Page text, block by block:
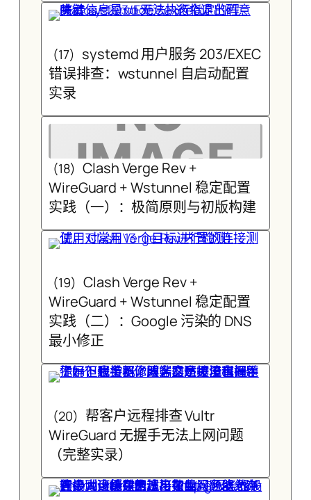
(17) systemd 用户服务 203/EXEC
错误排查：wstunnel 自启动配置
实录
(18) Clash Verge Rev +
WireGuard + Wstunnel 稳定配置
实践（一）：极简原则与初版构建
(19) Clash Verge Rev +
WireGuard + Wstunnel 稳定配置
实践（二）：Google 污染的 DNS
最小修正
(20) 帮客户远程排查 Vultr
WireGuard 无握手无法上网问题
（完整实录）